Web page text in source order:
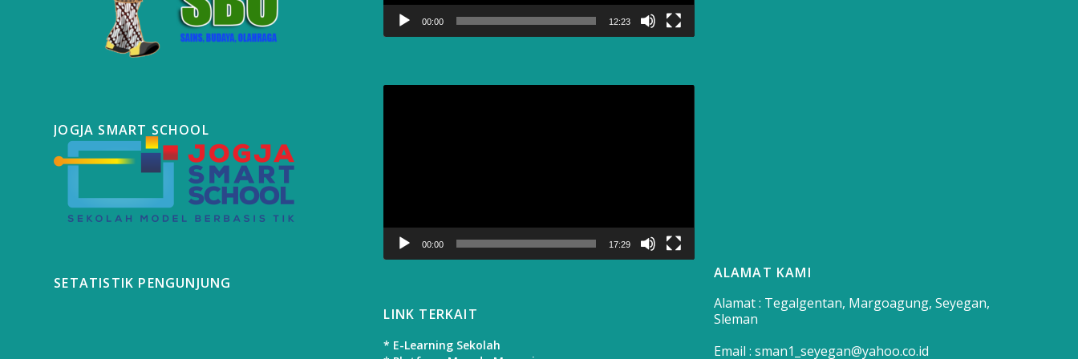
JOGJA SMART SCHOOL
SETATISTIK PENGUNJUNG
00:00 12:23
00:00 17:29
LINK TERKAIT
* E-Learning Sekolah
ALAMAT KAMI
Alamat : Tegalgentan, Margoagung, Seyegan,
Sleman
Email : sman1_seyegan@yahoo.co.id